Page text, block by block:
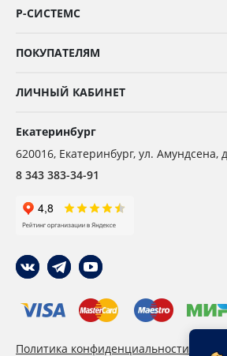
Р-СИСТЕМС
ПОКУПАТЕЛЯМ
ЛИЧНЫЙ КАБИНЕТ
Екатеринбург
620016, Екатеринбург, ул. Амундсена,
8 343 383-34-91
Политика конфиденциальности